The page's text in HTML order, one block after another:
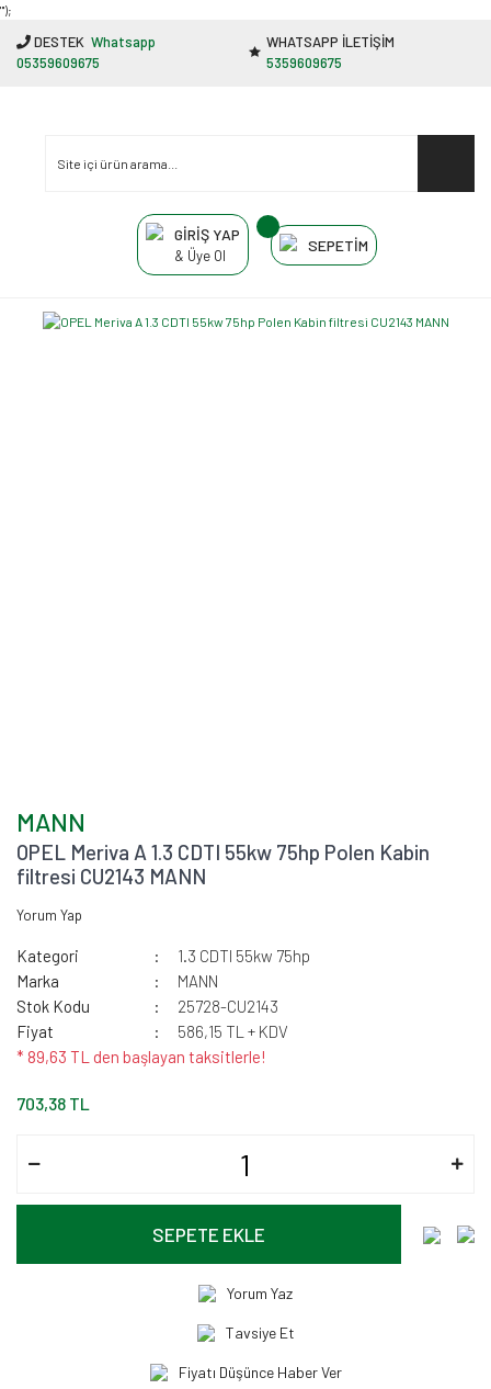
"');
DESTEK Whatsapp
05359609675
WHATSAPP İLETİŞİM
5359609675
GİRİŞ YAP
& Üye Ol
SEPETİM
MANN
OPEL Meriva A 1.3 CDTI 55kw 75hp Polen Kabin
filtresi CU2143 MANN
Yorum Yap
Kategori
1.3 CDTI 55kw 75hp
Marka
MANN
Stok Kodu
25728-CU2143
Fiyat
586,15 TL + KDV
* 89,63 TL den başlayan taksitlerle!
703,38 TL
SEPETE EKLE
Yorum Yaz
Tavsiye Et
Fiyatı Düşünce Haber Ver